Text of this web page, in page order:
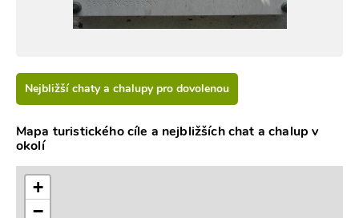
Nejbližší chaty a chalupy pro dovolenou
Mapa turistického cíle a nejbližších chat a chalup v
okolí
+
−